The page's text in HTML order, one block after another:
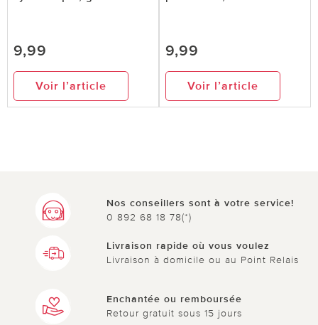
9,99
Voir l’article
9,99
Voir l’article
Nos conseillers sont à votre service!
0 892 68 18 78(*)
Livraison rapide où vous voulez
Livraison à domicile ou au Point Relais
Enchantée ou remboursée
Retour gratuit sous 15 jours